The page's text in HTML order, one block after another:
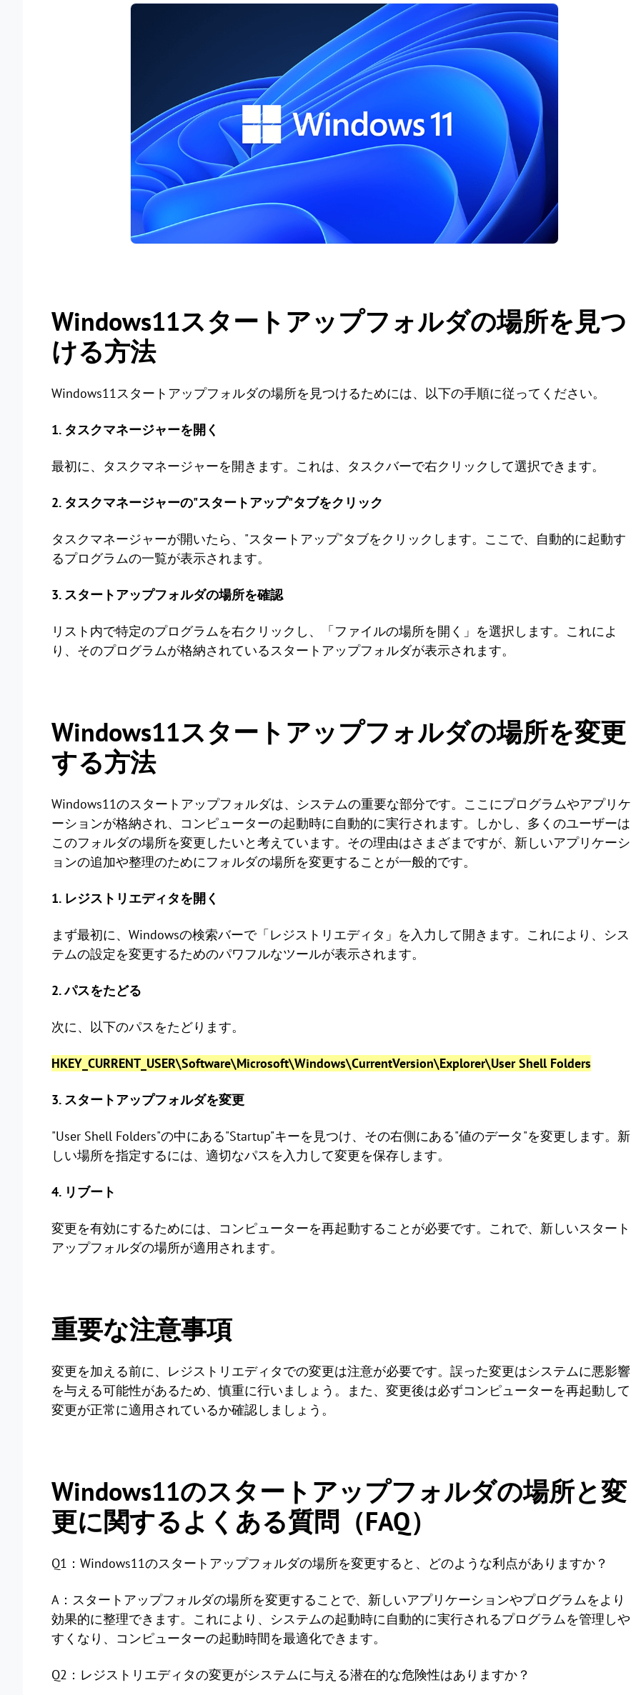
Windows11スタートアップフォルダの場所を見つ
ける方法
Windows11スタートアップフォルダの場所を見つけるためには、以下の手順に従ってください。
1. タスクマネージャーを開く
最初に、タスクマネージャーを開きます。これは、タスクバーで右クリックして選択できます。
2. タスクマネージャーの"スタートアップ"タブをクリック
タスクマネージャーが開いたら、"スタートアップ"タブをクリックします。ここで、自動的に起動す
るプログラムの一覧が表示されます。
3. スタートアップフォルダの場所を確認
リスト内で特定のプログラムを右クリックし、「ファイルの場所を開く」を選択します。これによ
り、そのプログラムが格納されているスタートアップフォルダが表示されます。
Windows11スタートアップフォルダの場所を変更
する方法
Windows11のスタートアップフォルダは、システムの重要な部分です。ここにプログラムやアプリケ
ーションが格納され、コンピューターの起動時に自動的に実行されます。しかし、多くのユーザーは
このフォルダの場所を変更したいと考えています。その理由はさまざまですが、新しいアプリケーシ
ョンの追加や整理のためにフォルダの場所を変更することが一般的です。
1. レジストリエディタを開く
まず最初に、Windowsの検索バーで「レジストリエディタ」を入力して開きます。これにより、シス
テムの設定を変更するためのパワフルなツールが表示されます。
2. パスをたどる
次に、以下のパスをたどります。
HKEY_CURRENT_USER\Software\Microsoft\Windows\CurrentVersion\Explorer\User Shell Folders
3. スタートアップフォルダを変更
"User Shell Folders"の中にある"Startup"キーを見つけ、その右側にある"値のデータ"を変更します。新
しい場所を指定するには、適切なパスを入力して変更を保存します。
4. リブート
変更を有効にするためには、コンピューターを再起動することが必要です。これで、新しいスタート
アップフォルダの場所が適用されます。
重要な注意事項
変更を加える前に、レジストリエディタでの変更は注意が必要です。誤った変更はシステムに悪影響
を与える可能性があるため、慎重に行いましょう。また、変更後は必ずコンピューターを再起動して
変更が正常に適用されているか確認しましょう。
Windows11のスタートアップフォルダの場所と変
更に関するよくある質問（FAQ）
Q1：Windows11のスタートアップフォルダの場所を変更すると、どのような利点がありますか？
A：スタートアップフォルダの場所を変更することで、新しいアプリケーションやプログラムをより
効果的に整理できます。これにより、システムの起動時に自動的に実行されるプログラムを管理しや
すくなり、コンピューターの起動時間を最適化できます。
Q2：レジストリエディタの変更がシステムに与える潜在的な危険性はありますか？